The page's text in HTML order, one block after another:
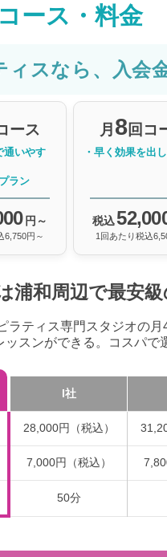
コース・料金
ィスなら、入会
ース
通いやす
ラン
円～
6,750円～
月 8回コ
・早く効果を出
税込
1回あたり税込
浦和周辺で最安
ラティス専門スタジオの月
スンができる。コスパで
I社
28,000円（税込）
7,000円（税込）
50分